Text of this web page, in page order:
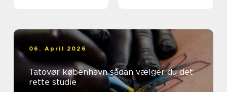
06. April 2026
Tatovør københavn sådan vælger du det
rette studie